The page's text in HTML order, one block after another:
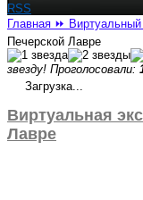
RSS
Главная ⏩
Печерской Лавре
звезду! Проголосовали:
Загрузка...
Виртуальная
Лавре